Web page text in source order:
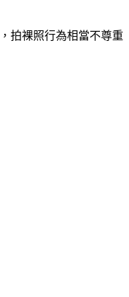
拍裸照行為相當不尊重